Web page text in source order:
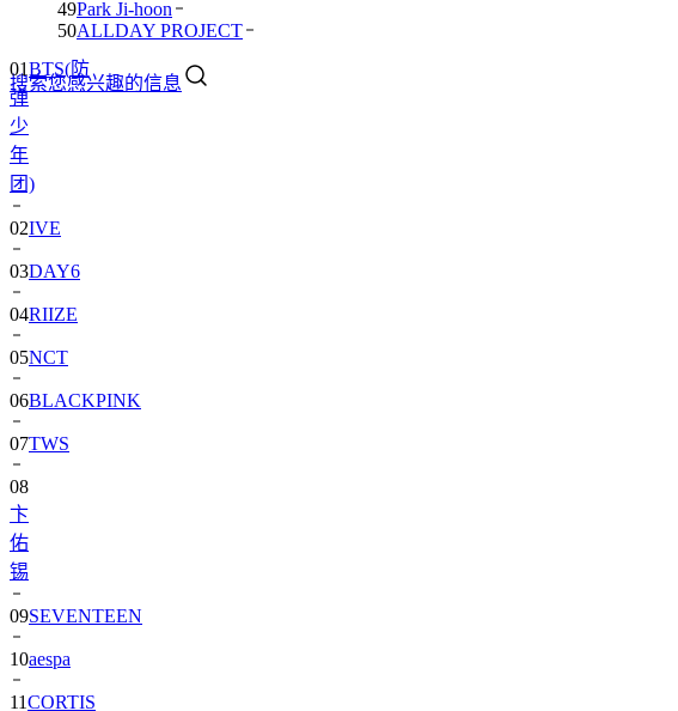
49Park Ji-hoon
50ALLDAY PROJECT
搜索您感兴趣的信息
BTS(防
少
年
团)
02IVE
03DAY6
04RIIZE
05NCT
06BLACKPINK
07TWS
08
卞
佑
锡
09
10aespa
11CORTIS
12SHINee